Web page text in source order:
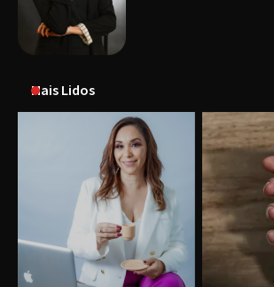
Mais Lidos